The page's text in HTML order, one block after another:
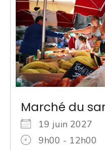
Marché du
19 juin 2027
9h00 - 12h00